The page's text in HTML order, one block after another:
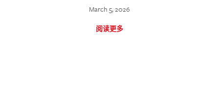
March 5, 2026
阅读更多